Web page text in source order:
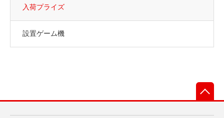
入荷プライズ
設置ゲーム機